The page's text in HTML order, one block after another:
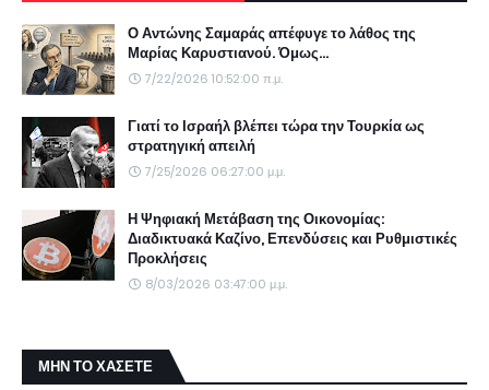
Ο Αντώνης Σαμαράς απέφυγε το λάθος της
Μαρίας Καρυστιανού. Όμως...
7/22/2026 10:52:00 π.μ.
Γιατί το Ισραήλ βλέπει τώρα την Τουρκία ως
στρατηγική απειλή
7/25/2026 06:27:00 μ.μ.
Η Ψηφιακή Μετάβαση της Οικονομίας:
Διαδικτυακά Καζίνο, Επενδύσεις και Ρυθμιστικές
Προκλήσεις
8/03/2026 03:47:00 μ.μ.
ΜΗΝ ΤΟ ΧΑΣΕΤΕ